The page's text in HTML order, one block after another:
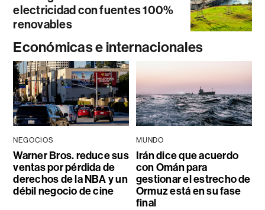
electricidad con fuentes 100%
renovables
Económicas e internacionales
NEGOCIOS
Warner Bros. reduce sus
ventas por pérdida de
derechos de la NBA y un
débil negocio de cine
MUNDO
Irán dice que acuerdo
con Omán para
gestionar el estrecho de
Ormuz está en su fase
final